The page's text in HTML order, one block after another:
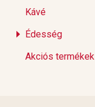
Kávé
Édesség
Akciós termékek